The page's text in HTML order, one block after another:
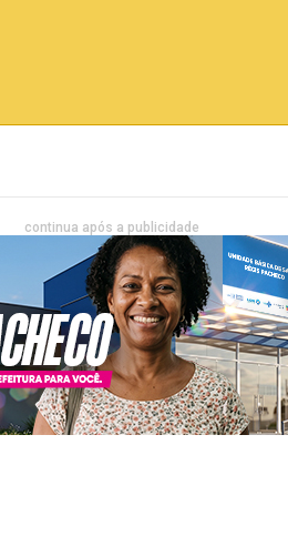
continua após a publicidade